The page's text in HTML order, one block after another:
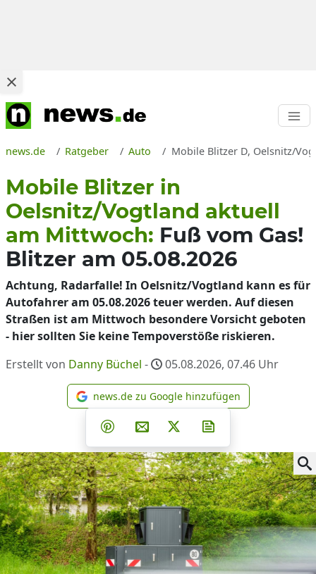
news.de Ratgeber Auto Mobile Blitzer D, Oelsnitz/
Mobile Blitzer in
Oelsnitz/Vogtland aktuell
am Mittwoch: Fuß vom Gas!
Blitzer am 05.08.2026
Achtung, Radarfalle! In Oelsnitz/Vogtland kann es für
Autofahrer am 05.08.2026 teuer werden. Auf diesen
Straßen ist am Mittwoch besondere Vorsicht geboten
- hier sollten Sie keine Tempoverstöße riskieren.
Erstellt von Danny Büchel - 05.08.2026, 07.46 Uhr
news.de zu Google
news.de zu Google hinzufügen
Teilen auf Facebook
Teilen auf Whatsapp
Teilen auf Telegram
Teilen auf Pinterest
Per E-Mail teilen
Post auf X